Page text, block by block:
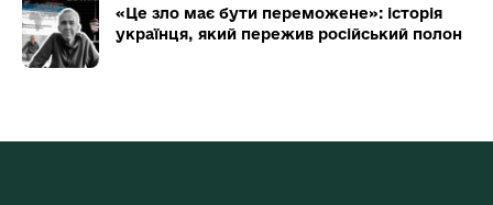
«Це зло має бути переможене»: історія
українця, який пережив російський полон